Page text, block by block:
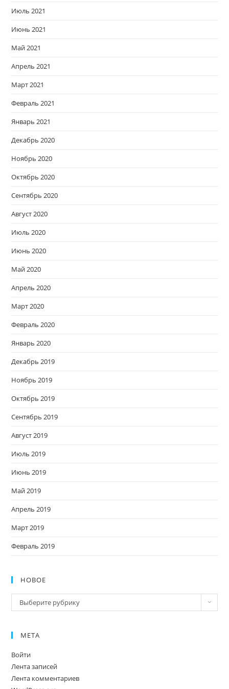
Июль 2021
Июнь 2021
Май 2021
Апрель 2021
Март 2021
Февраль 2021
Январь 2021
Декабрь 2020
Ноябрь 2020
Октябрь 2020
Сентябрь 2020
Август 2020
Июль 2020
Июнь 2020
Май 2020
Апрель 2020
Март 2020
Февраль 2020
Январь 2020
Декабрь 2019
Ноябрь 2019
Октябрь 2019
Сентябрь 2019
Август 2019
Июль 2019
Июнь 2019
Май 2019
Апрель 2019
Март 2019
Февраль 2019
НОВОЕ
Новое
Выберите рубрику
МЕТА
Войти
Лента записей
Лента комментариев